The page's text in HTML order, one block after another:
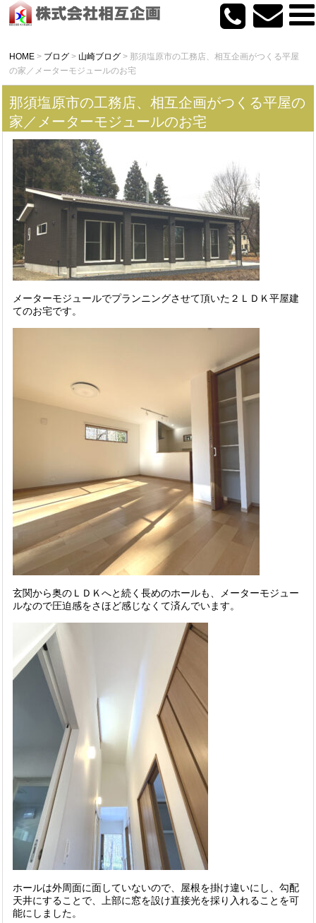
HOME > ブログ > 山崎ブログ > 那須塩原市の工務店、相互企画がつくる平屋
の家／メーターモジュールのお宅
那須塩原市の工務店、相互企画がつくる平屋の
家／メーターモジュールのお宅
メーターモジュールでプランニングさせて頂いた２ＬＤＫ平屋建
てのお宅です。
玄関から奥のＬＤＫへと続く長めのホールも、メーターモジュー
ルなので圧迫感をさほど感じなくて済んでいます。
ホールは外周面に面していないので、屋根を掛け違いにし、勾配
天井にすることで、上部に窓を設け直接光を採り入れることを可
能にしました。